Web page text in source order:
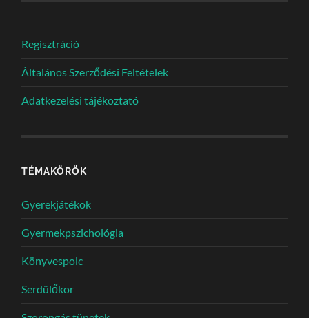
Regisztráció
Általános Szerződési Feltételek
Adatkezelési tájékoztató
TÉMAKÖRÖK
Gyerekjátékok
Gyermekpszichológia
Könyvespolc
Serdülőkor